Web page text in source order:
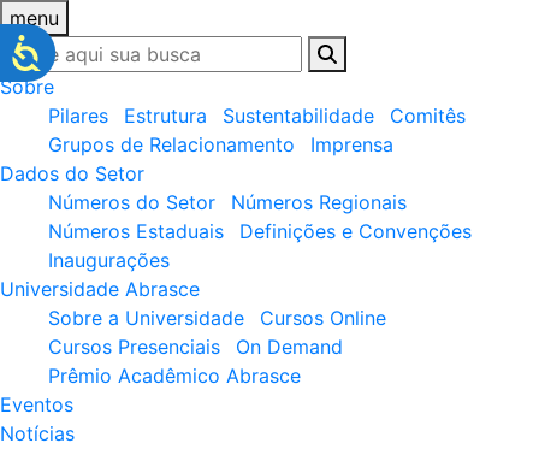
menu
Sobre
Pilares
Estrutura Sustentabilidade
Comitês
Grupos de Relacionamento
Imprensa
Dados do Setor
Números do Setor
Números Regionais
Números Estaduais
Definições e Convenções
Inaugurações
Universidade Abrasce
Sobre a Universidade
Cursos Online
Cursos Presenciais
On Demand
Prêmio Acadêmico Abrasce
Eventos
Notícias